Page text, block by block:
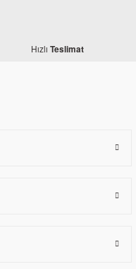
Hızlı Teslimat